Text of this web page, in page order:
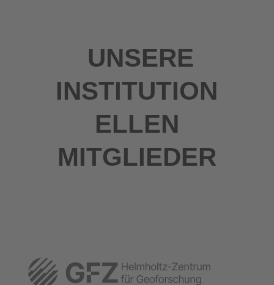
UNSERE
INSTITUTION
ELLEN
MITGLIEDER